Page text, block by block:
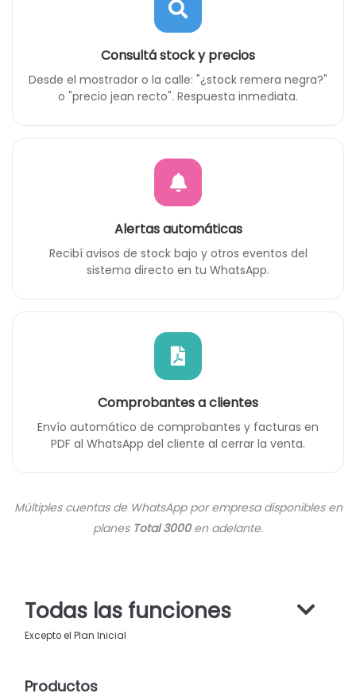
Consultá stock y precios
Desde el mostrador o la calle: "¿stock remera negra?"
o "precio jean recto". Respuesta inmediata.
Alertas automáticas
Recibí avisos de stock bajo y otros eventos del
sistema directo en tu WhatsApp.
Comprobantes a clientes
Envío automático de comprobantes y facturas en
PDF al WhatsApp del cliente al cerrar la venta.
Múltiples cuentas de WhatsApp por empresa disponibles en
planes Total 3000en adelante.
Todas las funciones
Excepto el Plan Inicial
Productos